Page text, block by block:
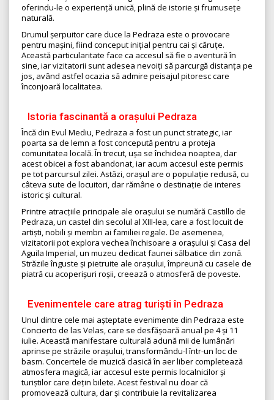
oferindu-le o experiență unică, plină de istorie și frumusețe
naturală.
Drumul șerpuitor care duce la Pedraza este o provocare
pentru mașini, fiind conceput inițial pentru cai și căruțe.
Această particularitate face ca accesul să fie o aventură în
sine, iar vizitatorii sunt adesea nevoiți să parcurgă distanța pe
jos, având astfel ocazia să admire peisajul pitoresc care
înconjoară localitatea.
Istoria fascinantă a orașului Pedraza
Încă din Evul Mediu, Pedraza a fost un punct strategic, iar
poarta sa de lemn a fost concepută pentru a proteja
comunitatea locală. În trecut, ușa se închidea noaptea, dar
acest obicei a fost abandonat, iar acum accesul este permis
pe tot parcursul zilei. Astăzi, orașul are o populație redusă, cu
câteva sute de locuitori, dar rămâne o destinație de interes
istoric și cultural.
Printre atracțiile principale ale orașului se numără Castillo de
Pedraza, un castel din secolul al XIII-lea, care a fost locuit de
artiști, nobili și membri ai familiei regale. De asemenea,
vizitatorii pot explora vechea închisoare a orașului și Casa del
Aguila Imperial, un muzeu dedicat faunei sălbatice din zonă.
Străzile înguste și pietruite ale orașului, împreună cu casele de
piatră cu acoperișuri roșii, creează o atmosferă de poveste.
Evenimentele care atrag turiști în Pedraza
Unul dintre cele mai așteptate evenimente din Pedraza este
Concierto de las Velas, care se desfășoară anual pe 4 și 11
iulie. Această manifestare culturală adună mii de lumânări
aprinse pe străzile orașului, transformându-l într-un loc de
basm. Concertele de muzică clasică în aer liber completează
atmosfera magică, iar accesul este permis localnicilor și
turiștilor care dețin bilete. Acest festival nu doar că
promovează cultura, dar și contribuie la revitalizarea